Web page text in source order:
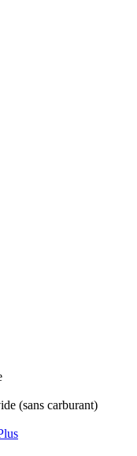
(sans carburant)